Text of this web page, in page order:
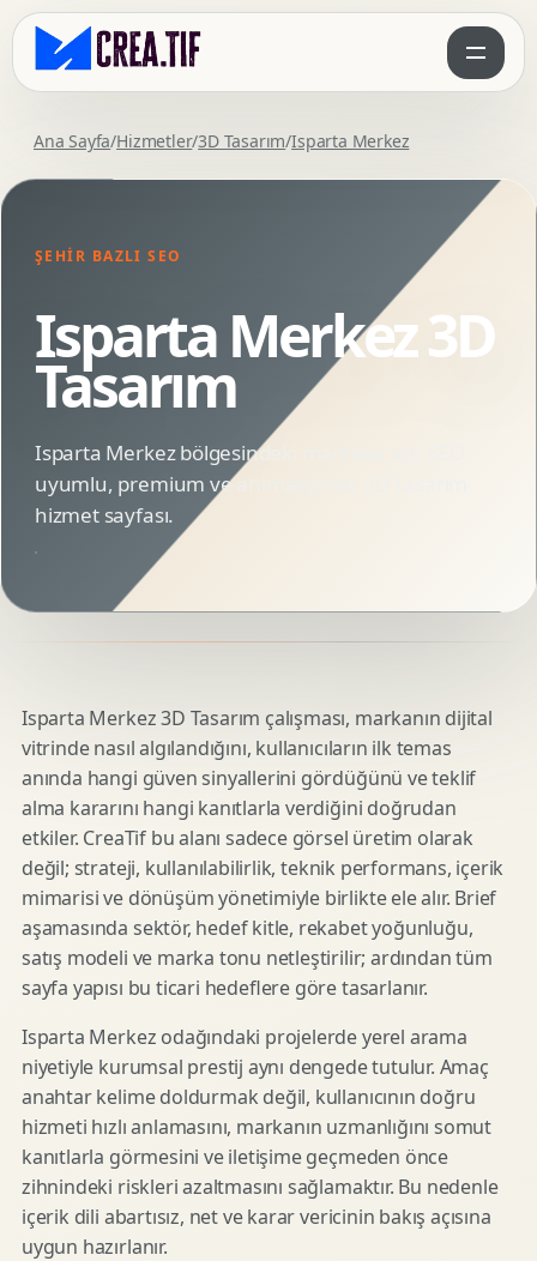
Ana Sayfa/Hizmetler/3D Tasarım/Isparta Merkez
ŞEHIR BAZLI SEO
Isparta Merkez 3D
Tasarım
Isparta Merkez bölgesindeki markalar için SEO
uyumlu, premium ve animasyonlu 3D Tasarım
hizmet sayfası.
Isparta Merkez 3D Tasarım çalışması, markanın dijital
vitrinde nasıl algılandığını, kullanıcıların ilk temas
anında hangi güven sinyallerini gördüğünü ve teklif
alma kararını hangi kanıtlarla verdiğini doğrudan
etkiler. CreaTif bu alanı sadece görsel üretim olarak
değil; strateji, kullanılabilirlik, teknik performans, içerik
mimarisi ve dönüşüm yönetimiyle birlikte ele alır. Brief
aşamasında sektör, hedef kitle, rekabet yoğunluğu,
satış modeli ve marka tonu netleştirilir; ardından tüm
sayfa yapısı bu ticari hedeflere göre tasarlanır.
Isparta Merkez odağındaki projelerde yerel arama
niyetiyle kurumsal prestij aynı dengede tutulur. Amaç
anahtar kelime doldurmak değil, kullanıcının doğru
hizmeti hızlı anlamasını, markanın uzmanlığını somut
kanıtlarla görmesini ve iletişime geçmeden önce
zihnindeki riskleri azaltmasını sağlamaktır. Bu nedenle
içerik dili abartısız, net ve karar vericinin bakış açısına
uygun hazırlanır.